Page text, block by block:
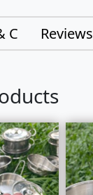
C Reviews